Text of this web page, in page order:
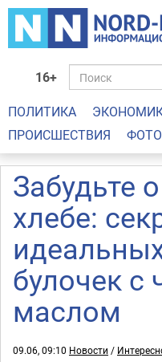
16+
ПОЛИТИКА
ПРОИСШЕСТВИЯ
Забудьте
хлебе:
булочек
маслом
09.06, 09:10 Новости /